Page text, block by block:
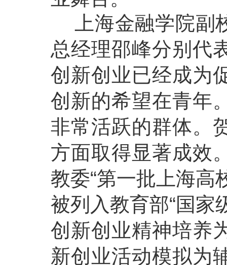
上海金融学院副
总经理邵峰分别代
创新创业已经成为
创新的希望在青年
非常活跃的群体。
方面取得显著成效
教委“第一批上海高
被列入教育部“国家
创新创业精神培养
新创业活动模拟为